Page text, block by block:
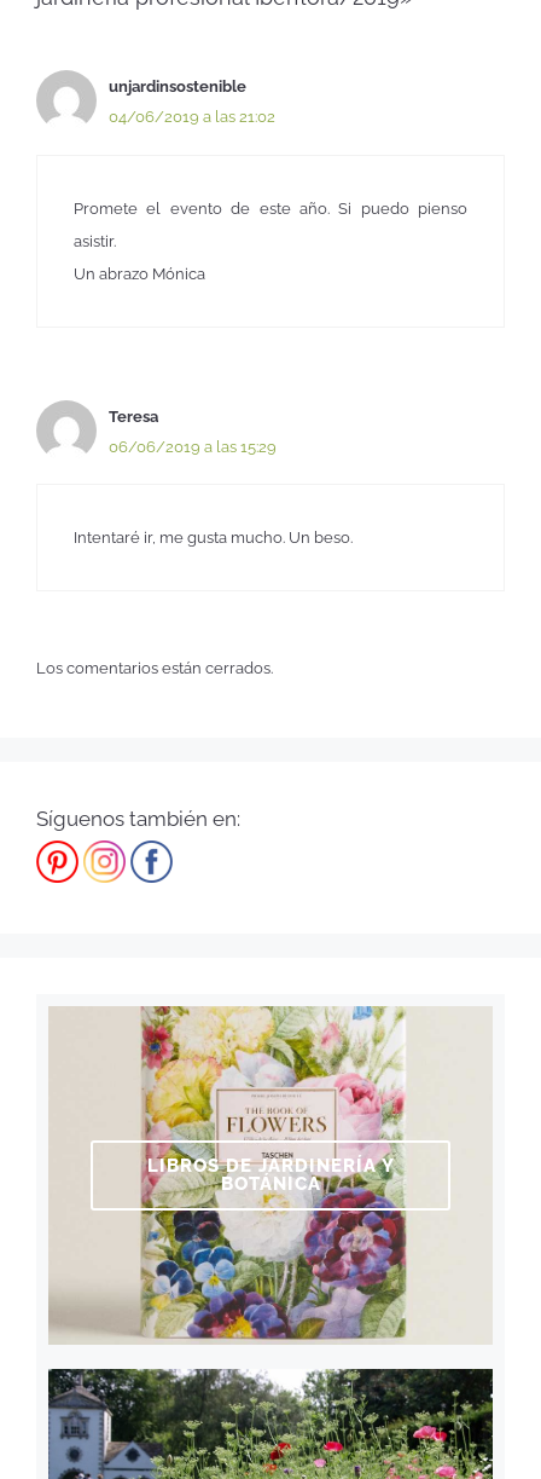
unjardinsostenible
04/06/2019 a las 21:02
Promete el evento de este año. Si puedo pienso
asistir.
Un abrazo Mónica
Teresa
06/06/2019 a las 15:29
Intentaré ir, me gusta mucho. Un beso.
Los comentarios están cerrados.
Síguenos también en:
LIBROS DE JARDINERÍA Y
BOTÁNICA